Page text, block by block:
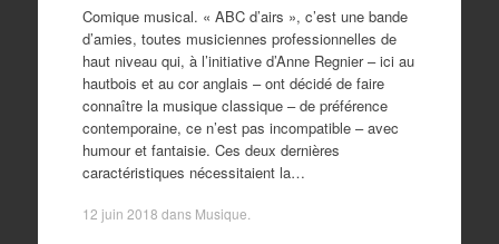
Comique musical. « ABC d’airs », c’est une bande
d’amies, toutes musiciennes professionnelles de
haut niveau qui, à l’initiative d’Anne Regnier – ici au
hautbois et au cor anglais – ont décidé de faire
connaître la musique classique – de préférence
contemporaine, ce n’est pas incompatible – avec
humour et fantaisie. Ces deux dernières
caractéristiques nécessitaient la…
12 juin 2018 dans Musique